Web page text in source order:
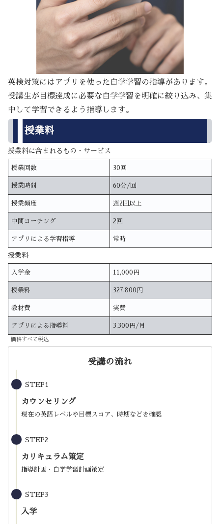
英検対策にはアプリを使った自学学習の指導があります。
受講生が目標達成に必要な自学学習を明確に絞り込み、集
中して学習できるよう指導します。
授業料
授業料に含まれるもの・サービス
授業回数 30回
授業時間 60分/回
授業頻度 週2回以上
中間コーチング 2回
アプリによる学習指導 常時
授業料
入学金 11,000円
授業料 327,800円
教材費 実費
アプリによる指導料 3,300円/月
価格すべて税込
受講の流れ
STEP1
カウンセリング
現在の英語レベルや目標スコア、時期などを確認
STEP2
カリキュラム策定
指導計画・自学学習計画策定
STEP3
入学